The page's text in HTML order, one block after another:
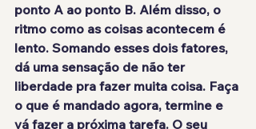
ponto A ao ponto B. Além disso, o
ritmo como as coisas acontecem é
lento. Somando esses dois fatores,
dá uma sensação de não ter
liberdade pra fazer muita coisa. Faça
o que é mandado agora, termine e
vá fazer a próxima tarefa. O seu